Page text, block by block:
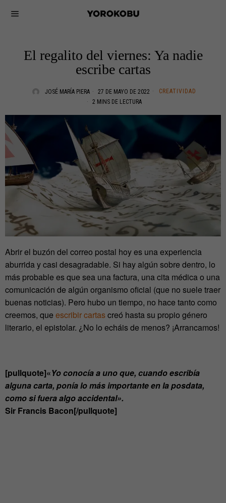
El regalito del viernes: Ya nadie
escribe cartas
JOSÉ MARÍA PIERA 27 DE MAYO DE 2022
CREATIVIDAD
2 MINS DE LECTURA
Abrir el buzón del correo postal hoy es una experiencia
aburrida y casi desagradable. Si hay algún sobre dentro, lo
más probable es que sea una factura, una cita médica o una
comunicación de algún organismo oficial (que no suele traer
buenas noticias). Pero hubo un tiempo, no hace tanto como
creemos, que escribir cartascreó hasta su propio género
literario, el epistolar. ¿No lo echáis de menos? ¡Arrancamos!
[pullquote]«Yo conocía a uno que, cuando escribía
alguna carta, ponía lo más importante en la posdata,
como si fuera algo accidental».
Sir Francis Bacon[/pullquote]